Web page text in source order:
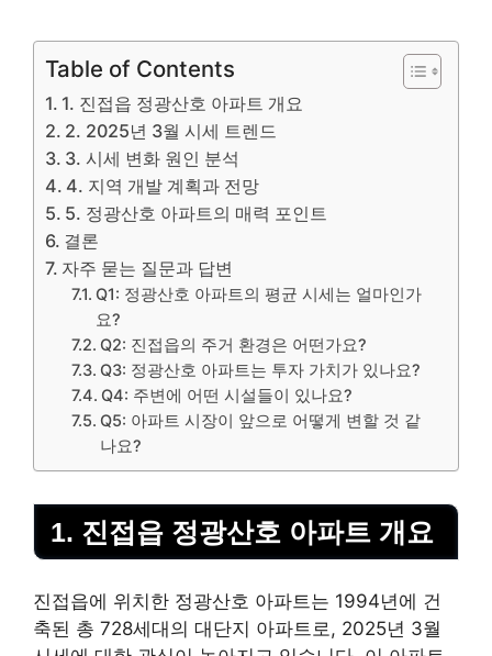
Table of Contents
1. 진접읍 정광산호 아파트 개요
2. 2025년 3월 시세 트렌드
3. 시세 변화 원인 분석
4. 지역 개발 계획과 전망
5. 정광산호 아파트의 매력 포인트
결론
자주 묻는 질문과 답변
Q1: 정광산호 아파트의 평균 시세는 얼마인가
요?
Q2: 진접읍의 주거 환경은 어떤가요?
Q3: 정광산호 아파트는 투자 가치가 있나요?
Q4: 주변에 어떤 시설들이 있나요?
Q5: 아파트 시장이 앞으로 어떻게 변할 것 같
나요?
1. 진접읍 정광산호 아파트 개요
진접읍에 위치한 정광산호 아파트는 1994년에 건
축된 총 728세대의 대단지 아파트로, 2025년 3월